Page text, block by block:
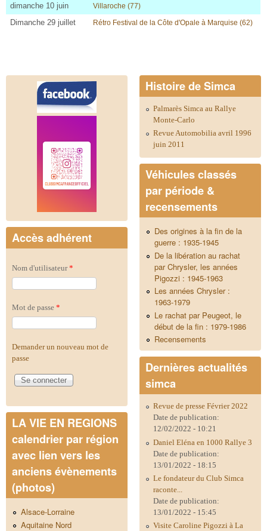
dimanche 10 juin
Villaroche (77)
Dimanche 29 juillet Rétro Festival de la Côte d'Opale à Marquise (62)
Accès adhérent
Nom d'utilisateur*
Mot de passe *
Demander un nouveau mot de
passe
LA VIE EN REGIONS
calendrier par région
avec lien vers les
anciens évènements
(photos)
Alsace-Lorraine
Aquitaine Nord
Histoire de Simca
Palmarès Simca au Rallye
Monte-Carlo
Revue Automobilia avril 1996
juin 2011
Véhicules classés
par période &
recensements
Des origines à la fin de la
guerre : 1935-1945
De la libération au rachat
par Chrysler, les années
Pigozzi : 1945-1963
Les années Chrysler :
1963-1979
Le rachat par Peugeot, le
début de la fin : 1979-1986
Recensements
Dernières actualités
simca
Revue de presse Février 2022
Date de publication:
12/02/2022 - 10:21
Daniel Eléna en 1000 Rallye 3
Date de publication:
13/01/2022 - 18:15
Le fondateur du Club Simca
raconte...
Date de publication:
13/01/2022 - 15:45
Visite Caroline Pigozzi à La